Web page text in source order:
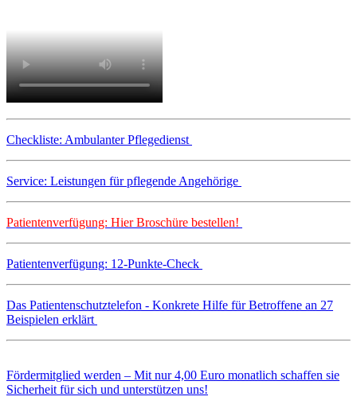
Checkliste: Ambulanter Pflegedienst
Service: Leistungen für pflegende Angehörige
Patientenverfügung: Hier Broschüre bestellen!
Patientenverfügung: 12-Punkte-Check
Das Patientenschutztelefon - Konkrete Hilfe für Betroffene an 27
Beispielen erklärt
Fördermitglied werden – Mit nur 4,00 Euro monatlich schaffen sie
Sicherheit für sich und unterstützen uns!